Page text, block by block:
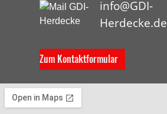
info@GDI-
Herdecke.de
Zum Kontaktformular